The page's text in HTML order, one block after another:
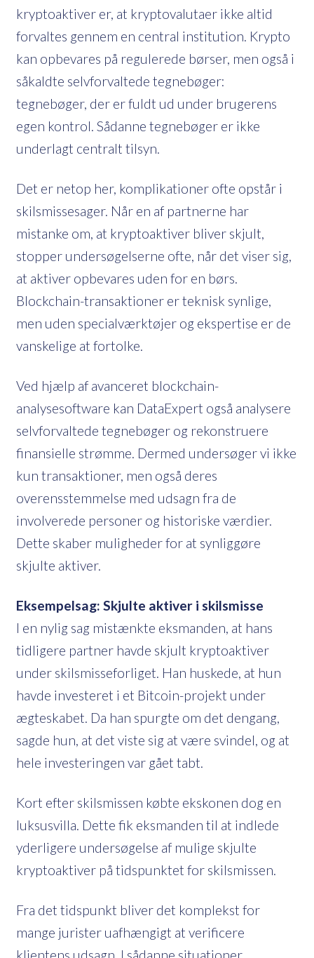
kryptoaktiver er, at kryptovalutaer ikke altid
forvaltes gennem en central institution. Krypto
kan opbevares på regulerede børser, men også i
såkaldte selvforvaltede tegnebøger:
tegnebøger, der er fuldt ud under brugerens
egen kontrol. Sådanne tegnebøger er ikke
underlagt centralt tilsyn.
Det er netop her, komplikationer ofte opstår i
skilsmissesager. Når en af ​​partnerne har
mistanke om, at kryptoaktiver bliver skjult,
stopper undersøgelserne ofte, når det viser sig,
at aktiver opbevares uden for en børs.
Blockchain-transaktioner er teknisk synlige,
men uden specialværktøjer og ekspertise er de
vanskelige at fortolke.
Ved hjælp af avanceret blockchain-
analysesoftware kan DataExpert også analysere
selvforvaltede tegnebøger og rekonstruere
finansielle strømme. Dermed undersøger vi ikke
kun transaktioner, men også deres
overensstemmelse med udsagn fra de
involverede personer og historiske værdier.
Dette skaber muligheder for at synliggøre
skjulte aktiver.
Eksempelsag: Skjulte aktiver i skilsmisse
I en nylig sag mistænkte eksmanden, at hans
tidligere partner havde skjult kryptoaktiver
under skilsmisseforliget. Han huskede, at hun
havde investeret i et Bitcoin-projekt under
ægteskabet. Da han spurgte om det dengang,
sagde hun, at det viste sig at være svindel, og at
hele investeringen var gået tabt.
Kort efter skilsmissen købte ekskonen dog en
luksusvilla. Dette fik eksmanden til at indlede
yderligere undersøgelse af mulige skjulte
kryptoaktiver på tidspunktet for skilsmissen.
Fra det tidspunkt bliver det komplekst for
mange jurister uafhængigt at verificere